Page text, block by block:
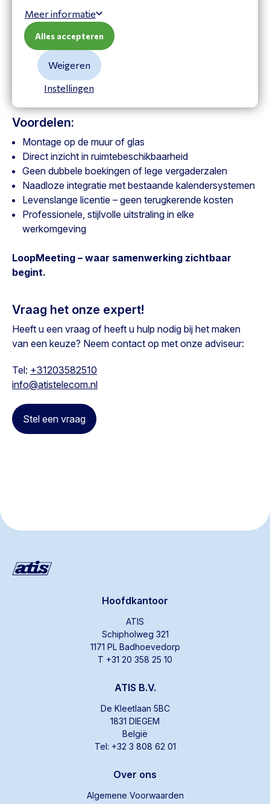
statusverlichting
de beschikbaarheid van elke ruimte. Reserveren,
verlengen of annuleren kan rechtstreeks op het scherm.
De integratie metMicrosoft 365, Exchange, Google
Workspace, LoopBooking
kinderlijk eenvoudig – volledig gesynchroniseerd met de
bestaande agenda’s van je organisatie.
Voordelen:
Montage op de muur of glas
Direct inzicht in ruimtebeschikbaarheid
Geen dubbele boekingen of lege vergaderzalen
Naadloze integratie met bestaande kalendersystemen
Levenslange licentie – geen terugkerende kosten
Professionele, stijlvolle uitstraling in elke
werkomgeving
LoopMeeting – waar samenwerking zichtbaar
begint.
Vraag het onze expert!
Heeft u een vraag of heeft u hulp nodig bij het maken
van een keuze? Neem contact op met onze adviseur:
Tel: +31203582510
info@atistelecom.nl
Stel een vraag
Hoofdkantoor
ATIS
Schipholweg 321
1171 PL Badhoevedorp
T +31 20 358 25 10
ATIS B.V.
De Kleetlaan 5BC
1831 DIEGEM
België
Tel: +32 3 808 62 01
Over ons
Algemene Voorwaarden
Meer informatie
Instellingen
Weigeren
Alles accepteren